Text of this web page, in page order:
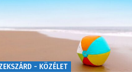
- KÖZÉLET